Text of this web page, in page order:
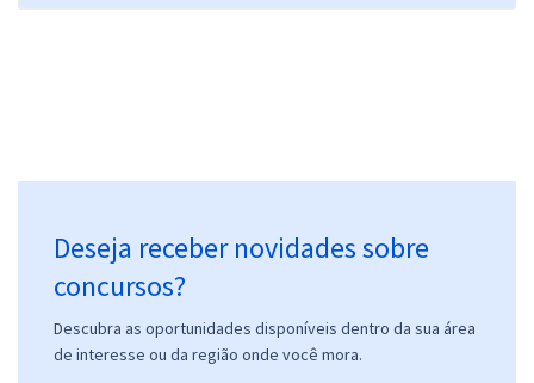
Deseja receber novidades sobre
concursos?
Descubra as oportunidades disponíveis dentro da sua área
de interesse ou da região onde você mora.